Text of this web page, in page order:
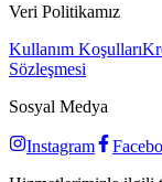
Veri Politikamız
Kullanım Koşulları
Sözleşmesi
Sosyal Medya
Instagram